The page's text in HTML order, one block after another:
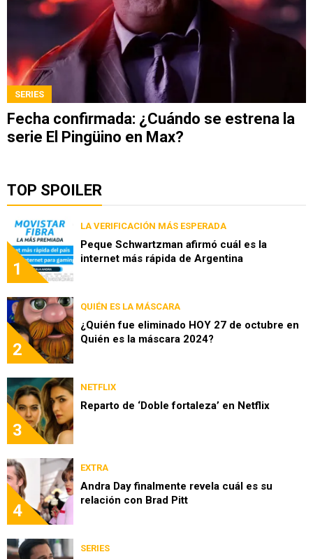
SERIES
Fecha confirmada: ¿Cuándo se estrena la
serie El Pingüino en Max?
TOP SPOILER
1
LA VERIFICACIÓN MÁS ESPERADA
Peque Schwartzman afirmó cuál es la
internet más rápida de Argentina
2
QUIÉN ES LA MÁSCARA
¿Quién fue eliminado HOY 27 de octubre en
Quién es la máscara 2024?
3
NETFLIX
Reparto de ‘Doble fortaleza’ en Netflix
4
EXTRA
Andra Day finalmente revela cuál es su
relación con Brad Pitt
SERIES